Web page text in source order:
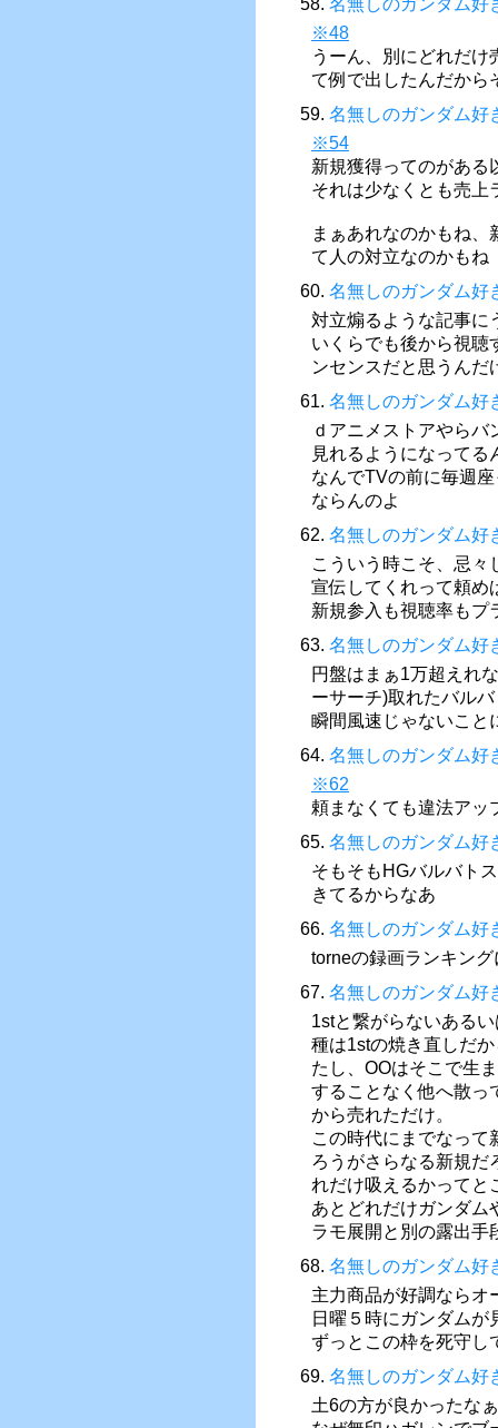
58. 名無しのガンダム好
※48
うーん、別にどれだ
て例で出したんだから
59. 名無しのガンダム好
※54
新規獲得ってのがある
それは少なくとも売上
まぁあれなのかもね
て人の対立なのかもね
60. 名無しのガンダム好
対立煽るような記事に
いくらでも後から視聴
ンセンスだと思うんだ
61. 名無しのガンダム好
ｄアニメストアやらバ
見れるようになってる
なんでTVの前に毎週
ならんのよ
62. 名無しのガンダム好
こういう時こそ、忌々
宣伝してくれって頼め
新規参入も視聴率もプ
63. 名無しのガンダム好
円盤はまぁ1万超えれ
ーサーチ)取れたバル
瞬間風速じゃないこと
64. 名無しのガンダム好
※62
頼まなくても違法アッ
65. 名無しのガンダム好
そもそもHGバルバト
きてるからなあ
66. 名無しのガンダム好
torneの録画ランキン
67. 名無しのガンダム好
1stと繋がらないある
種は1stの焼き直しだ
たし、OOはそこで生
することなく他へ散っ
から売れただけ。
この時代にまでなって
ろうがさらなる新規だ
れだけ吸えるかってと
あとどれだけガンダム
ラモ展開と別の露出手
68. 名無しのガンダム好
主力商品が好調ならオ
日曜５時にガンダムが
ずっとこの枠を死守し
69. 名無しのガンダム好
土6の方が良かったなぁ